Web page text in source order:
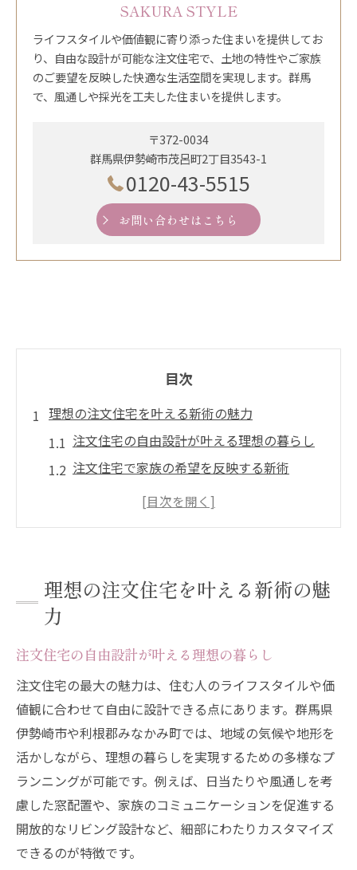
SAKURA STYLE
ライフスタイルや価値観に寄り添った住まいを提供してお
り、自由な設計が可能な注文住宅で、土地の特性やご家族
のご要望を反映した快適な生活空間を実現します。群馬
で、風通しや採光を工夫した住まいを提供します。
〒372-0034
群馬県伊勢崎市茂呂町2丁目3543-1
0120-43-5515
お問い合わせはこちら
目次
理想の注文住宅を叶える新術の魅力
注文住宅の自由設計が叶える理想の暮らし
注文住宅で家族の希望を反映する新術
地域特性を活かした注文住宅設計の工夫
予算内で高性能住宅を設計する秘訣
注文住宅のコストと性能を両立させる工夫
予算と断熱・耐震性能を考えた注文住宅
注文住宅で追加費用を抑えるアイデア
注文住宅の費用配分と標準仕様の見極め
後悔しない間取り選びの実践ポイント
注文住宅で間取り後悔を防ぐ工夫とは
注文住宅の家事動線と収納計画の基本
注文住宅で家族構成に合う間取り選び
理想の注文住宅を叶える新術の魅
力
注文住宅の自由設計が叶える理想の暮らし
注文住宅の最大の魅力は、住む人のライフスタイルや価
値観に合わせて自由に設計できる点にあります。群馬県
伊勢崎市や利根郡みなかみ町では、地域の気候や地形を
活かしながら、理想の暮らしを実現するための多様なプ
ランニングが可能です。例えば、日当たりや風通しを考
慮した窓配置や、家族のコミュニケーションを促進する
開放的なリビング設計など、細部にわたりカスタマイズ
できるのが特徴です。